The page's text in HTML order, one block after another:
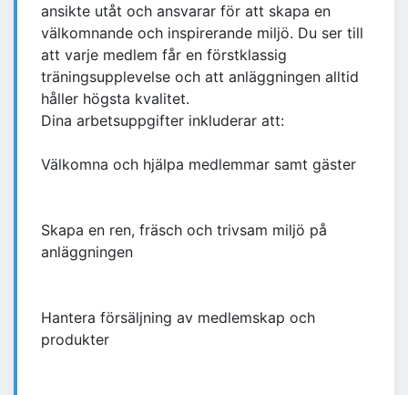
ansikte utåt och ansvarar för att skapa en
välkomnande och inspirerande miljö. Du ser till
att varje medlem får en förstklassig
träningsupplevelse och att anläggningen alltid
håller högsta kvalitet.
Dina arbetsuppgifter inkluderar att:
Välkomna och hjälpa medlemmar samt gäster
Skapa en ren, fräsch och trivsam miljö på
anläggningen
Hantera försäljning av medlemskap och
produkter